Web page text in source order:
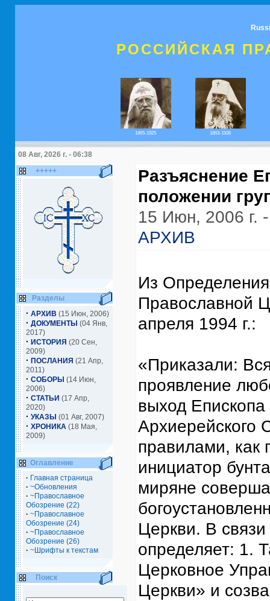
РОССИЙСКАЯ
1865-1925 1863-1936
08 Авг, 2026 г. - 06:38
+++++
Разделы
· АРХИВ (15 Июн, 2006)
· ДОКУМЕНТЫ (04 Янв,
2017)
· ИСТОРИЯ (20 Сен,
2009)
· ПОСЛАНИЯ (21 Апр,
2011)
· СОБОРЫ (14 Июн,
2006)
· СТАТЬИ (17 Апр,
2020)
· УКАЗЫ (01 Авг, 2007)
· ХРОНИКА (18 Мая,
2009)
Оглавление
· Главная страница
· ~Обновления
· ~Православное
Обозрение (22)
· ~Православное
Обозрение (24)
· ~Православное
Обозрение (26)
· ~Шрифты к текстам
Поиск
Разъяснение
положении
15 Июн, 2006 г.
АРХИВ
Из
Православной
апреля 1994 г.:
«Приказали:
проявление
выход
Архиерейского
правилами, как
инициатор
миряне
Церкви. В
определяет: 1.
Церковное
Церкви» и